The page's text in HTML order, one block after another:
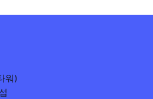
중앙행정기관과
워)